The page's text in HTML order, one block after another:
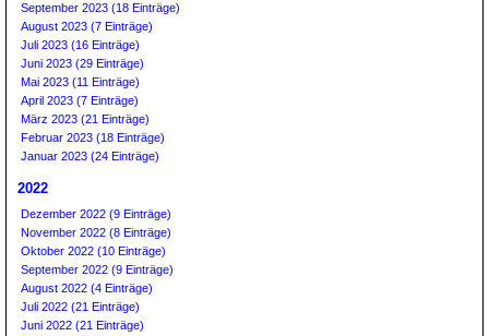
September 2023 (18 Einträge)
August 2023 (7 Einträge)
Juli 2023 (16 Einträge)
Juni 2023 (29 Einträge)
Mai 2023 (11 Einträge)
April 2023 (7 Einträge)
März 2023 (21 Einträge)
Februar 2023 (18 Einträge)
Januar 2023 (24 Einträge)
2022
Dezember 2022 (9 Einträge)
November 2022 (8 Einträge)
Oktober 2022 (10 Einträge)
September 2022 (9 Einträge)
August 2022 (4 Einträge)
Juli 2022 (21 Einträge)
Juni 2022 (21 Einträge)